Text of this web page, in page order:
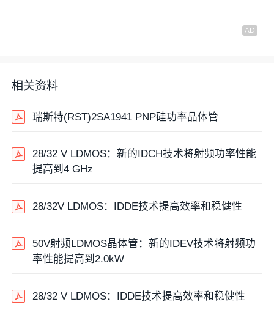
相关资料
瑞斯特(RST)2SA1941 PNP硅功率晶体管
28/32 V LDMOS：新的IDCH技术将射频功率性能
提高到4 GHz
28/32V LDMOS：IDDE技术提高效率和稳健性
50V射频LDMOS晶体管：新的IDEV技术将射频功
率性能提高到2.0kW
28/32 V LDMOS：IDDE技术提高效率和稳健性